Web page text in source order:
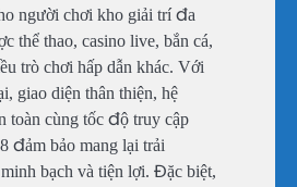
người chơi kho giải trí đa
thể thao, casino live, bắn cá,
trò chơi hấp dẫn khác. Với
giao diện thân thiện, hệ
toàn cùng tốc độ truy cập
đảm bảo mang lại trải
bạch và tiện lợi. Đặc biệt,